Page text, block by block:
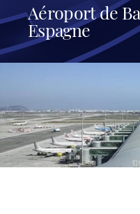
Aéroport de
Espagne